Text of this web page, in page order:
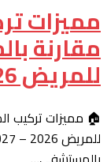
مميزات
مقارنة
للمريض 2026 – 2027
🏠 مميزات تركيب